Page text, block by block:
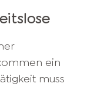
ein
muss